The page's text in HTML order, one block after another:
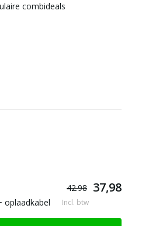
combideals
42.98 37,98
oplaadkabel Incl. btw